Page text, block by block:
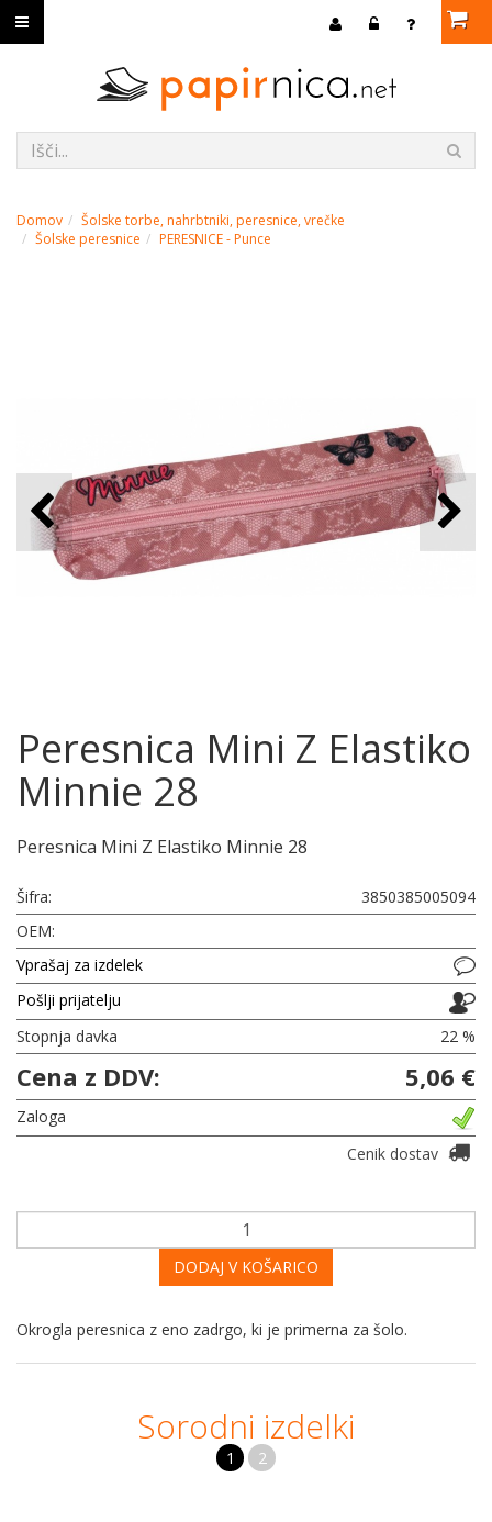
Domov
Šolske torbe, nahrbtniki, peresnice, vrečke
Šolske peresnice
PERESNICE - Punce
Peresnica Mini Z Elastiko
Minnie 28
Peresnica Mini Z Elastiko Minnie 28
Šifra:
3850385005094
OEM:
Vprašaj za izdelek
Pošlji prijatelju
Stopnja davka
22 %
Cena z DDV: 5,06 €
Zaloga
Cenik dostav
DODAJ V KOŠARICO
Okrogla peresnica z eno zadrgo, ki je primerna za šolo.
Sorodni izdelki
1 2